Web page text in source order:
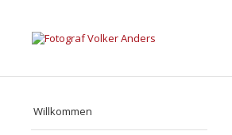
Willkommen